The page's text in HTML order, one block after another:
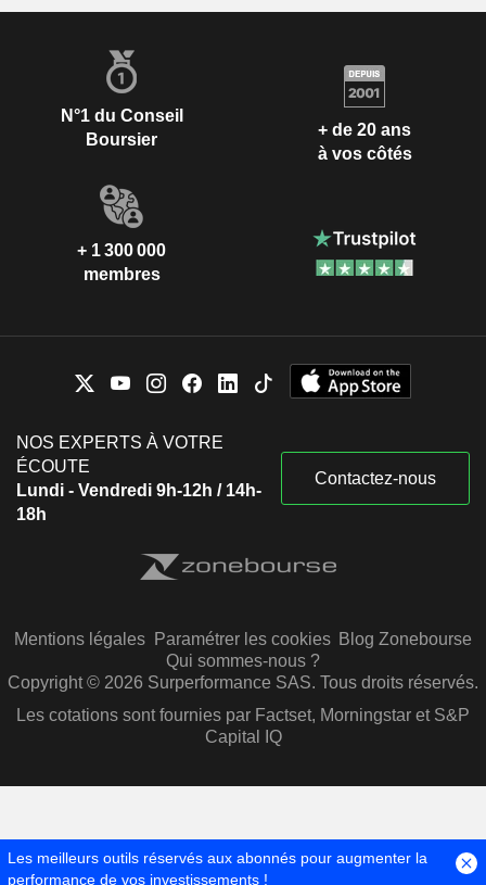
N°1 du Conseil
Boursier
+ de 20 ans
à vos côtés
+ 1 300 000
membres
NOS EXPERTS À VOTRE
ÉCOUTE
Lundi - Vendredi 9h-12h / 14h-
18h
Contactez-nous
Mentions légales Paramétrer les cookies Blog Zonebourse
Qui sommes-nous ?
Copyright © 2026 Surperformance SAS. Tous droits réservés.
Les cotations sont fournies par Factset, Morningstar et S&P
Capital IQ
Les meilleurs outils réservés aux abonnés pour augmenter la
performance de vos investissements !